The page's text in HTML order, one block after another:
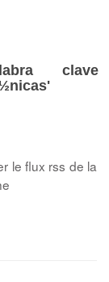
clave
le flux rss de la